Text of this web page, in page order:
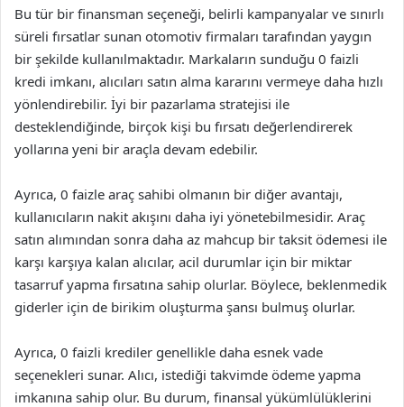
Bu tür bir finansman seçeneği, belirli kampanyalar ve sınırlı
süreli fırsatlar sunan otomotiv firmaları tarafından yaygın
bir şekilde kullanılmaktadır. Markaların sunduğu 0 faizli
kredi imkanı, alıcıları satın alma kararını vermeye daha hızlı
yönlendirebilir. İyi bir pazarlama stratejisi ile
desteklendiğinde, birçok kişi bu fırsatı değerlendirerek
yollarına yeni bir araçla devam edebilir.
Ayrıca, 0 faizle araç sahibi olmanın bir diğer avantajı,
kullanıcıların nakit akışını daha iyi yönetebilmesidir. Araç
satın alımından sonra daha az mahcup bir taksit ödemesi ile
karşı karşıya kalan alıcılar, acil durumlar için bir miktar
tasarruf yapma fırsatına sahip olurlar. Böylece, beklenmedik
giderler için de birikim oluşturma şansı bulmuş olurlar.
Ayrıca, 0 faizli krediler genellikle daha esnek vade
seçenekleri sunar. Alıcı, istediği takvimde ödeme yapma
imkanına sahip olur. Bu durum, finansal yükümlülüklerini